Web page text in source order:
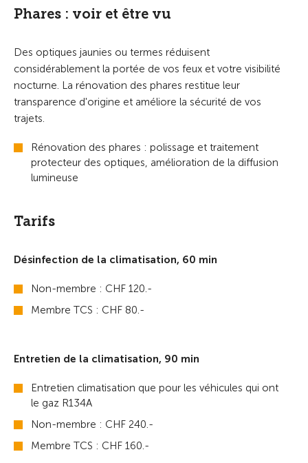
Phares : voir et être vu
Des optiques jaunies ou termes réduisent
considérablement la portée de vos feux et votre visibilité
nocturne. La rénovation des phares restitue leur
transparence d'origine et améliore la sécurité de vos
trajets.
Rénovation des phares : polissage et traitement
protecteur des optiques, amélioration de la diffusion
lumineuse
Tarifs
Désinfection de la climatisation, 60 min
Non-membre : CHF 120.-
Membre TCS : CHF 80.-
Entretien de la climatisation, 90 min
Entretien climatisation que pour les véhicules qui ont
le gaz R134A
Non-membre : CHF 240.-
Membre TCS : CHF 160.-